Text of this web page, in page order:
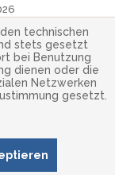
technischen
stets gesetzt
bei Benutzung
dienen oder die
Netzwerken
gesetzt.